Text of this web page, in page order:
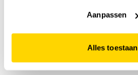
website niet optimaal functioneert.
Aanpassen
Alles toestaan